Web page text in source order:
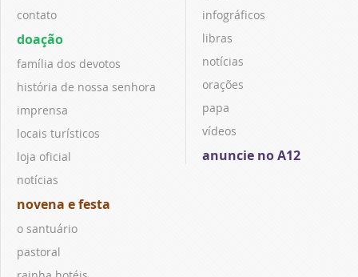
contato
doação
família dos devotos
história de nossa senhora
imprensa
locais turísticos
loja oficial
notícias
novena e festa
o santuário
pastoral
infográficos
libras
notícias
orações
papa
vídeos
anuncie no A12